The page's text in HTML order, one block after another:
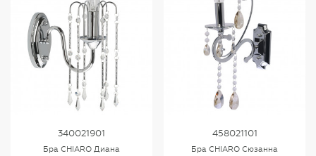
340021901
Бра CHIARO Диана
458021101
Бра CHIARO Сюзанна